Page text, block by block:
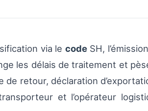
via le codeSH,
les délais de traitement et
retour, déclaration
et l’opérateur